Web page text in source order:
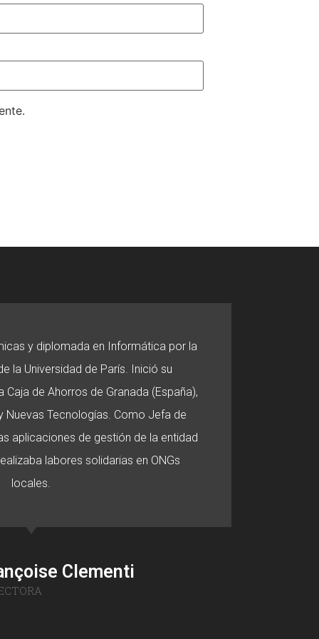
y diplomada en Informática por la
la Universidad de París. Inició su
de Ahorros de Granada (España),
Nuevas Tecnologías. Como Jefa de
aplicaciones de gestión de la entidad
labores solidarias en ONGs
locales.
Clementi